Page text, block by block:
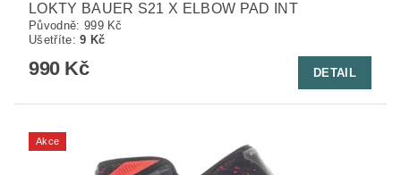
LOKTY BAUER S21 X ELBOW PAD INT
Původně: 999 Kč
Ušetříte:9 Kč
990 Kč DETAIL
Akce